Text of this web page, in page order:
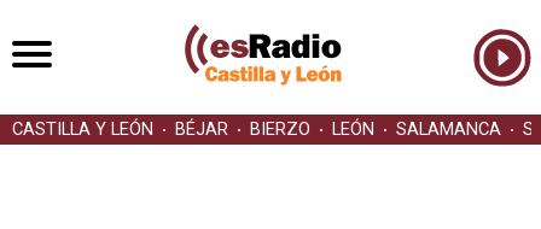
CASTILLA Y LEÓN BÉJAR BIERZO LEÓN SALAMANCA